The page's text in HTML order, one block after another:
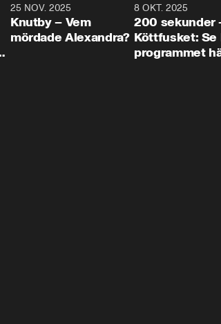
31:05
25 NOV. 2025
Knutby – Vem
mördade Alexandra?
8 OKT. 2025
200 sekunder
Köttfusket: Se
programmet